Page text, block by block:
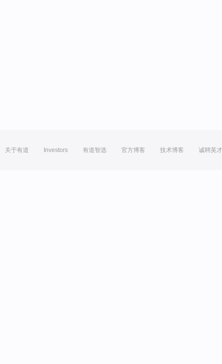
关于有道 Investors 有道智选 官方博客 技术博客 诚聘英才